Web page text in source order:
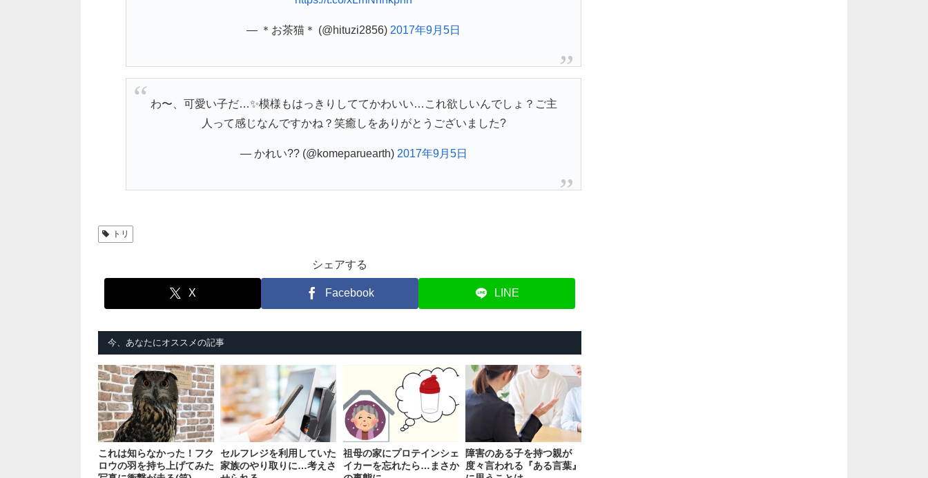
— ＊お茶猫＊ (@hituzi2856) 2017年9月5日
わ〜、可愛い子だ…✨模様もはっきりしててかわいい…これ欲しいんでしょ？ご主
人って感じなんですかね？笑癒しをありがとうございました?
— かれい?? (@komeparuearth) 2017年9月5日
トリ
シェアする
X Facebook LINE
今、あなたにオススメの記事
これは知らなかった！フク
ロウの羽を持ち上げてみた
セルフレジを利用していた
家族のやり取りに…考えさ
祖母の家にプロテインシェ
イカーを忘れたら…まさか
障害のある子を持つ親が
度々言われる『ある言葉』